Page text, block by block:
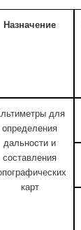
Назначение
для
определения
дальности и
составления
карт